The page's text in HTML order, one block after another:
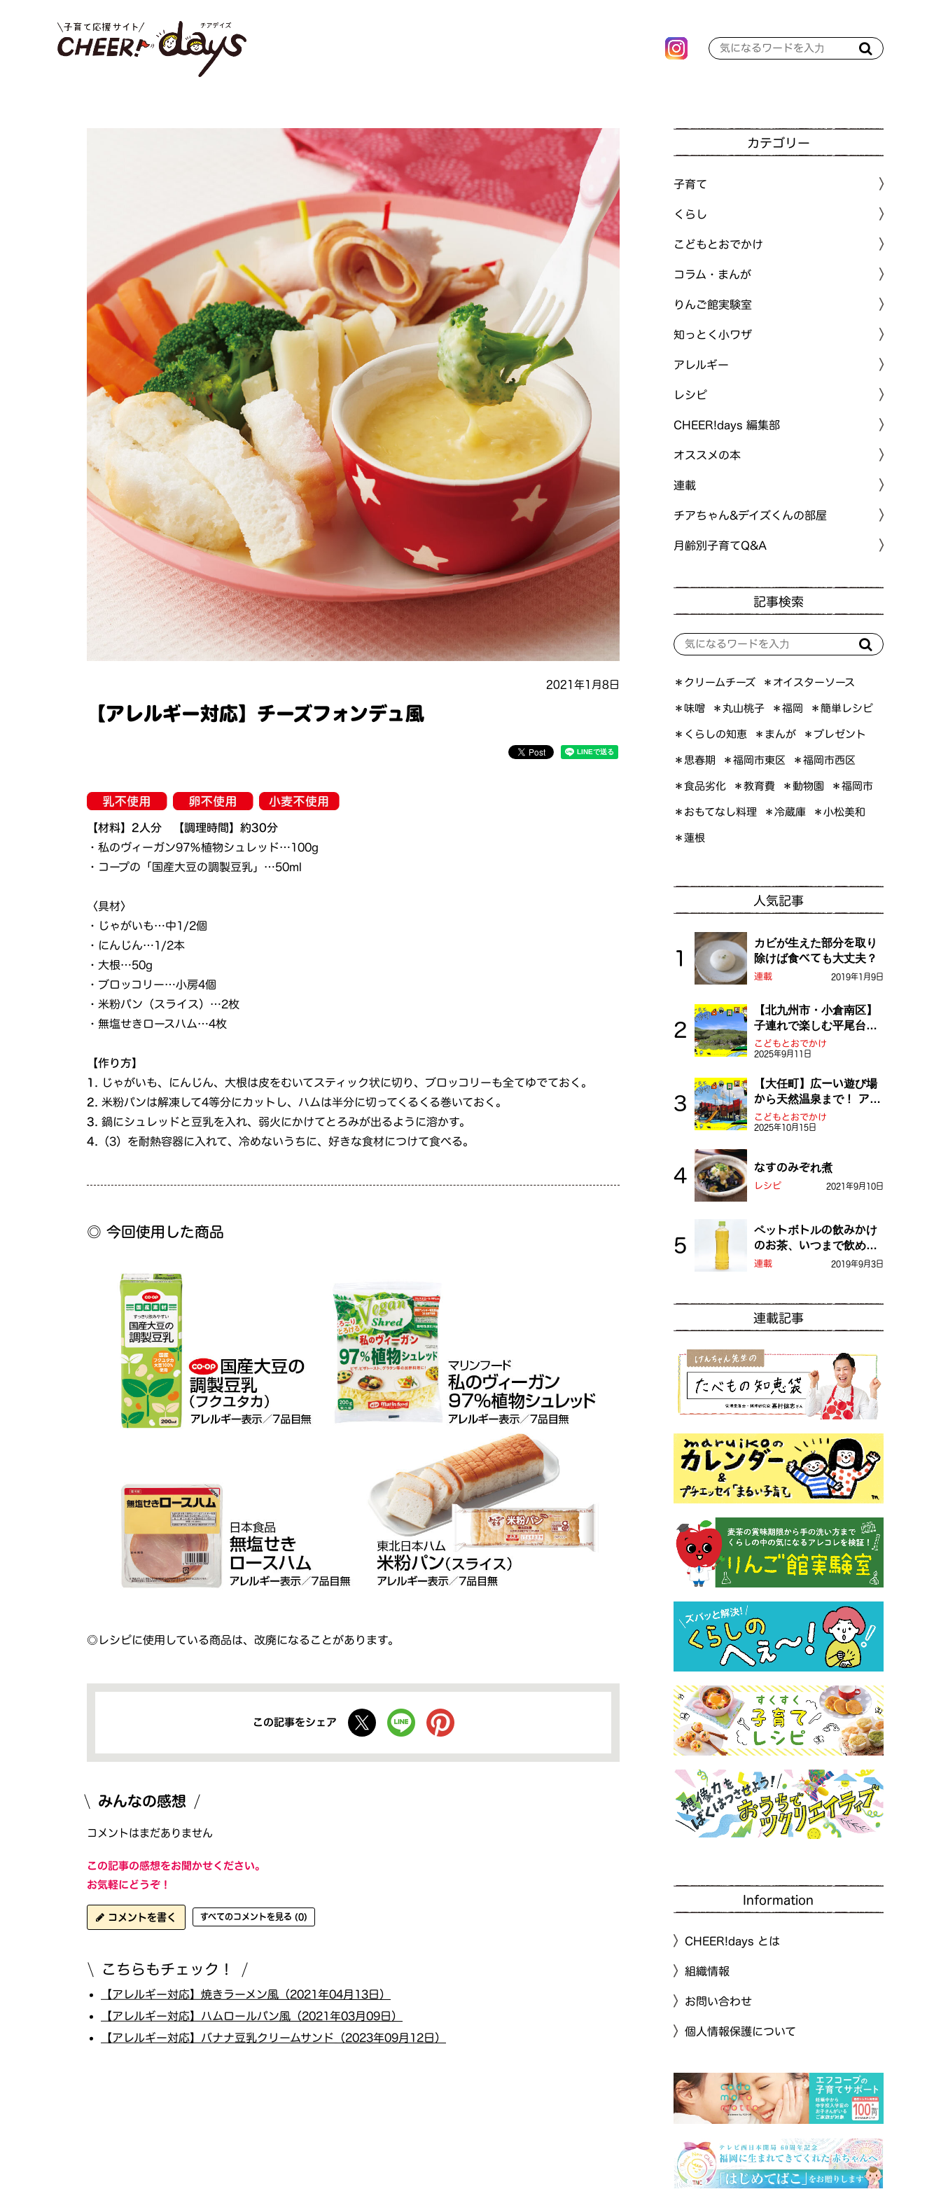
2021年1月8日
【アレルギー対応】チーズフォンデュ風
【材料】2人分 【調理時間】約30分
・私のヴィーガン97％植物シュレッド…100g
・コープの「国産大豆の調製豆乳」…50ml
〈具材〉
・じゃがいも…中1/2個
・にんじん…1/2本
・大根…50g
・ブロッコリー…小房4個
・米粉パン（スライス）…2枚
・無塩せきロースハム…4枚
【作り方】
1. じゃがいも、にんじん、大根は皮をむいてスティック状に切り、ブロッコリーも全てゆでておく。
2. 米粉パンは解凍して4等分にカットし、ハムは半分に切ってくるくる巻いておく。
3. 鍋にシュレッドと豆乳を入れ、弱火にかけてとろみが出るように溶かす。
4. （3）を耐熱容器に入れて、冷めないうちに、好きな食材につけて食べる。
◎ 今回使用した商品
◎レシピに使用している商品は、改廃になることがあります。
この記事をシェア
みんなの感想
コメントはまだありません
この記事の感想をお聞かせください。
お気軽にどうぞ！
コメントを書く すべてのコメントを見る (0)
こちらもチェック！
【アレルギー対応】焼きラーメン風（2021年04月13日）
【アレルギー対応】ハムロールパン風（2021年03月09日）
【アレルギー対応】バナナ豆乳クリームサンド（2023年09月12日）
カテゴリー
子育て
くらし
こどもとおでかけ
コラム・まんが
りんご館実験室
知っとく小ワザ
アレルギー
レシピ
CHEER!days 編集部
オススメの本
連載
チアちゃん&デイズくんの部屋
月齢別子育てQ&A
記事検索
＊クリームチーズ ＊オイスターソース
＊味噌 ＊丸山桃子 ＊福岡 ＊簡単レシピ
＊くらしの知恵 ＊まんが ＊プレゼント
＊思春期 ＊福岡市東区 ＊福岡市西区
＊食品劣化 ＊教育費 ＊動物園 ＊福岡市
＊おもてなし料理 ＊冷蔵庫 ＊小松美和
＊蓮根
人気記事
カビが生えた部分を取り
除けば食べても大丈夫？
連載 2019年1月9日
【北九州市・小倉南区】
子連れで楽しむ平尾台！
ふしぎな草原や千仏鍾乳
洞を探検しよう！
こどもとおでかけ
2025年9月11日
【大任町】広ーい遊び場
から天然温泉まで！ アミ
ューズメントな道の駅・
おおとう桜街道
こどもとおでかけ
2025年10月15日
なすのみぞれ煮
レシピ 2021年9月10日
ペットボトルの飲みかけ
のお茶、いつまで飲め
る？
連載 2019年9月3日
連載記事
Information
CHEER!days とは
組織情報
お問い合わせ
個人情報保護について